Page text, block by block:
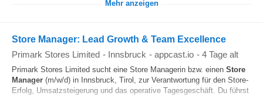
Mehr anzeigen
Store Manager: Lead Growth & Team Excellence
Primark Stores Limited - Innsbruck - appcast.io - 4 Tage alt
Primark Stores Limited sucht eine Store Managerin bzw. einen Store
Manager (m/w/d) in Innsbruck, Tirol, zur Verantwortung für den Store-
Erfolg, Umsatzsteigerung und das operative Tagesgeschäft. Du führst